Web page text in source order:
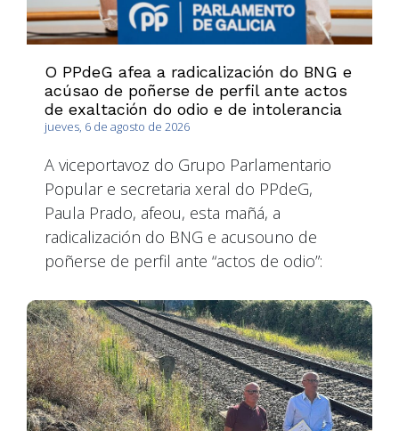
O PPdeG afea a radicalización do BNG e
acúsao de poñerse de perfil ante actos
de exaltación do odio e de intolerancia
jueves, 6 de agosto de 2026
A viceportavoz do Grupo Parlamentario
Popular e secretaria xeral do PPdeG,
Paula Prado, afeou, esta mañá, a
radicalización do BNG e acusouno de
poñerse de perfil ante “actos de odio”: